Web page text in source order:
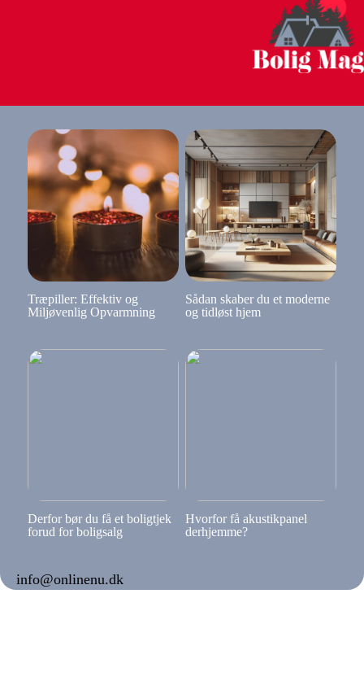
Træpiller: Effektiv og
Miljøvenlig Opvarmning
Sådan skaber du et moderne
og tidløst hjem
Derfor bør du få et boligtjek
forud for boligsalg
Hvorfor få akustikpanel
derhjemme?
info@onlinenu.dk